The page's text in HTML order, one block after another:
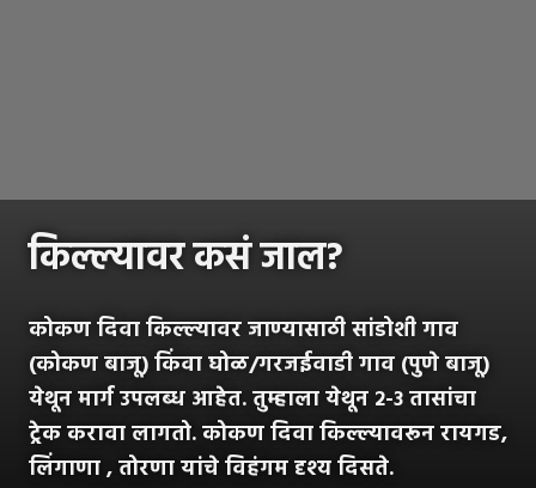
किल्ल्यावर कसं जाल?
कोकण दिवा किल्ल्यावर जाण्यासाठी सांडोशी गाव
(कोकण बाजू) किंवा घोळ/गरजईवाडी गाव (पुणे बाजू)
येथून मार्ग उपलब्ध आहेत. तुम्हाला येथून २-३ तासांचा
ट्रेक करावा लागतो. कोकण दिवा किल्ल्यावरून रायगड,
लिंगाणा , तोरणा यांचे विहंगम दृश्य दिसते.